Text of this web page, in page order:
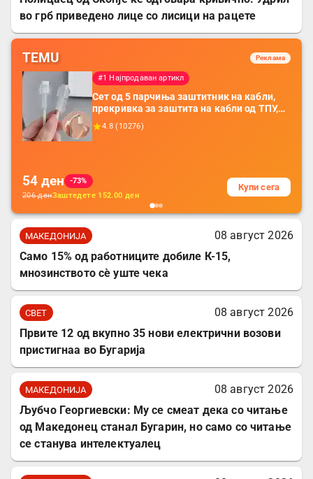
во грб приведено лице со лисици на рацете
TEMU Реклама
#1 Најпродаван артикл
Сет од 5 парчиња заштитник на кабли,
прекривка за заштита на кабли од ТПУ,
додатоци за заштита на кабли, без
батерија, за мобилни телефони, комплет
4.8 ( 10276)
54 ден
-73%
206денЗаштедете 152.00 ден
Купи сега
МАКЕДОНИЈА
08 август 2026
Само 15% од работниците добиле К-15,
мнозинството сè уште чека
СВЕТ
08 август 2026
Првите 12 од вкупно 35 нови електрични возови
пристигнаа во Бугарија
МАКЕДОНИЈА
08 август 2026
Љубчо Георгиевски: Му се смеат дека со читање
од Македонец станал Бугарин, но само со читање
се станува интелектуалец